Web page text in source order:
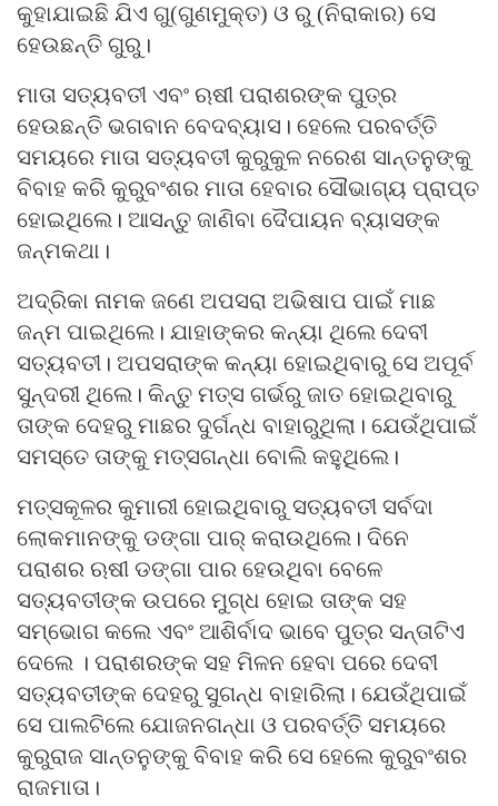
କୁହାଯାଇଛି ଯିଏ ଗୁ(ଗୁଣମୁକ୍ତ) ଓ ରୁ (ନିରାକାର) ସେ
ହେଉଛନ୍ତି ଗୁରୁ।
ମାତା ସତ୍ୟବତୀ ଏବଂ ଋଷୀ ପରାଶରଙ୍କ ପୁତ୍ର
ହେଉଛନ୍ତି ଭଗବାନ ବେଦବ୍ୟାସ। ହେଲେ ପରବର୍ତ୍ତି
ସମୟରେ ମାତା ସତ୍ୟବତୀ କୁରୁକୁଳ ନରେଶ ସାନ୍ତନୁଙ୍କୁ
ବିବାହ କରି କୁରୁବଂଶର ମାତା ହେବାର ସୌଭାଗ୍ୟ ପ୍ରାପ୍ତ
ହୋଇଥିଲେ। ଆସନ୍ତୁ ଜାଣିବା ଦୈପାୟନ ବ୍ୟାସଙ୍କ
ଜନ୍ମକଥା।
ଅଦ୍ରିକା ନାମକ ଜଣେ ଅପସରା ଅଭିଷାପ ପାଇଁ ମାଛ
ଜନ୍ମ ପାଇଥିଲେ। ଯାହାଙ୍କର କନ୍ୟା ଥିଲେ ଦେବୀ
ସତ୍ୟବତୀ। ଅପସରାଙ୍କ କନ୍ୟା ହୋଇଥିବାରୁ ସେ ଅପୂର୍ବ
ସୁନ୍ଦରୀ ଥିଲେ। କିନ୍ତୁ ମତ୍ସ ଗର୍ଭରୁ ଜାତ ହୋଇଥିବାରୁ
ତାଙ୍କ ଦେହରୁ ମାଛର ଦୁର୍ଗନ୍ଧ ବାହାରୁଥିଲା। ଯେଉଁଥିପାଇଁ
ସମସ୍ତେ ତାଙ୍କୁ ମତ୍ସଗନ୍ଧା ବୋଲି କହୁଥିଲେ।
ମତ୍ସକୂଳର କୁମାରୀ ହୋଇଥିବାରୁ ସତ୍ୟବତୀ ସର୍ବଦା
ଲୋକମାନଙ୍କୁ ଡଙ୍ଗା ପାର୍ କରାଉଥିଲେ। ଦିନେ
ପରାଶର ଋଷୀ ଡଙ୍ଗା ପାର ହେଉଥିବା ବେଳେ
ସତ୍ୟବତୀଙ୍କ ଉପରେ ମୁଗ୍ଧ ହୋଇ ତାଙ୍କ ସହ
ସମ୍ଭୋଗ କଲେ ଏବଂ ଆଶିର୍ବାଦ ଭାବେ ପୁତ୍ର ସନ୍ତାଟିଏ
ଦେଲେ । ପରାଶରଙ୍କ ସହ ମିଳନ ହେବା ପରେ ଦେବୀ
ସତ୍ୟବତୀଙ୍କ ଦେହରୁ ସୁଗନ୍ଧ ବାହାରିଲା। ଯେଉଁଥିପାଇଁ
ସେ ପାଲଟିଲେ ଯୋଜନଗନ୍ଧା ଓ ପରବର୍ତ୍ତି ସମୟରେ
କୁରୁରାଜ ସାନ୍ତନୁଙ୍କୁ ବିବାହ କରି ସେ ହେଲେ କୁରୁବଂଶର
ରାଜମାତା।